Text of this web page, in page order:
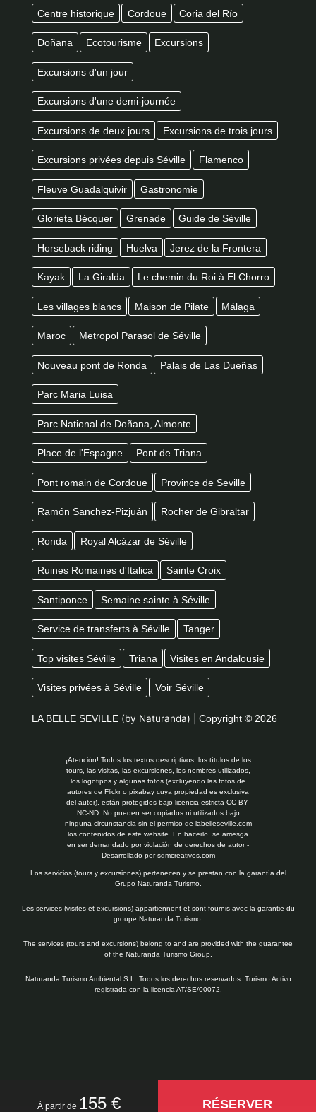
155 € RÉSERVER
Centre historique Cordoue Coria del Río
Doñana Ecotourisme Excursions
Excursions d'un jour
Excursions d'une demi-journée
Excursions de deux jours Excursions de trois jours
Excursions privées depuis Séville Flamenco
Fleuve Guadalquivir Gastronomie
Glorieta Bécquer Grenade Guide de Séville
Horseback riding Huelva Jerez de la Frontera
Kayak La Giralda Le chemin du Roi à El Chorro
Les villages blancs Maison de Pilate Málaga
Maroc Metropol Parasol de Séville
Nouveau pont de Ronda Palais de Las Dueñas
Parc Maria Luisa
Parc National de Doñana, Almonte
Place de l'Espagne Pont de Triana
Pont romain de Cordoue Province de Seville
Ramón Sanchez-Pizjuán Rocher de Gibraltar
Ronda Royal Alcázar de Séville
Ruines Romaines d'Italica Sainte Croix
Santiponce Semaine sainte à Séville
Service de transferts à Séville Tanger
Top visites Séville Triana Visites en Andalousie
Visites privées à Séville Voir Séville
LA BELLE SEVILLE (by Naturanda) | Copyright © 2026
¡Atención! Todos los textos descriptivos, los títulos de los
tours, las visitas, las excursiones, los nombres utilizados,
los logotipos y algunas fotos (excluyendo las fotos de
autores de Flickr o pixabay cuya propiedad es exclusiva
del autor), están protegidos bajo licencia estricta CC BY-
NC-ND. No pueden ser copiados ni utilizados bajo
ninguna circunstancia sin el permiso de labelleseville.com
los contenidos de este website. En hacerlo, se arriesga
en ser demandado por violación de derechos de autor -
Desarrollado porsdmcreativos.com
Los servicios (tours y excursiones) pertenecen y se prestan con la garantía del
Grupo Naturanda Turismo.
Les services (visites et excursions) appartiennent et sont fournis avec la garantie du
groupe Naturanda Turismo.
The services (tours and excursions) belong to and are provided with the guarantee
of the Naturanda Turismo Group.
Naturanda Turismo Ambiental S.L. Todos los derechos reservados. Turismo Activo
registrada con la licencia AT/SE/00072.